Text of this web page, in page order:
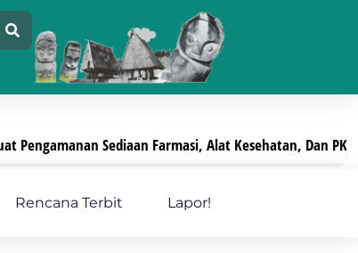
Alat Kesehatan, Dan PKRT Juli 29, 2026 Pelayanan
Rencana Terbit Lapor!